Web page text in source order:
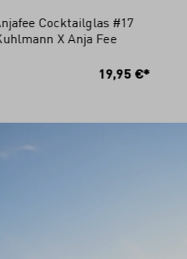
Cocktailglas #17
X Anja Fee
19,95 €*